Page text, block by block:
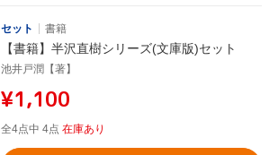
セット 書籍
【書籍】半沢直樹シリーズ(文庫版)セット
池井戸潤【著】
¥1,100
全4点中 4点 在庫あり